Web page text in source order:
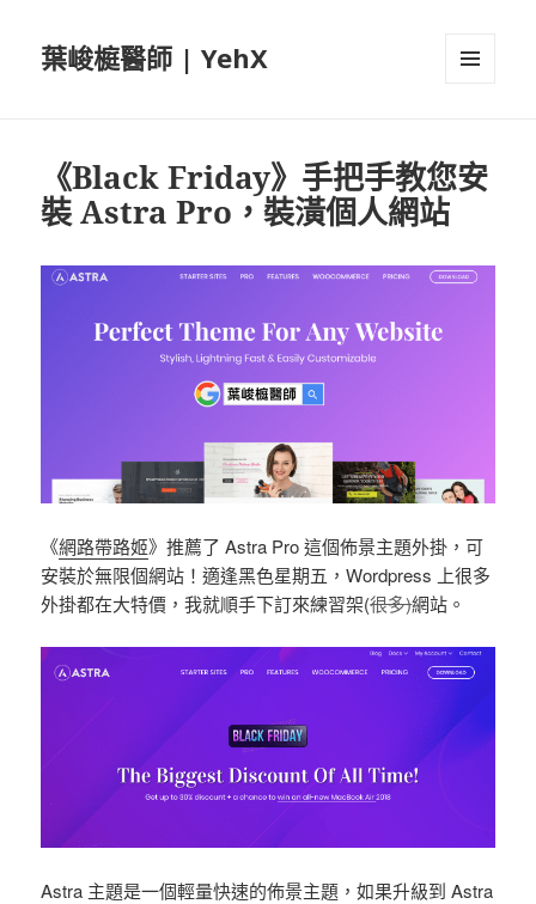
葉峻榳醫師 | YehX
《Black Friday》手把手教您安
裝 Astra Pro，裝潢個人網站
《網路帶路姬》推薦了 Astra Pro 這個佈景主題外掛，可
安裝於無限個網站！適逢黑色星期五，Wordpress 上很多
外掛都在大特價，我就順手下訂來練習架(很多)網站。
Astra 主題是一個輕量快速的佈景主題，如果升級到 Astra